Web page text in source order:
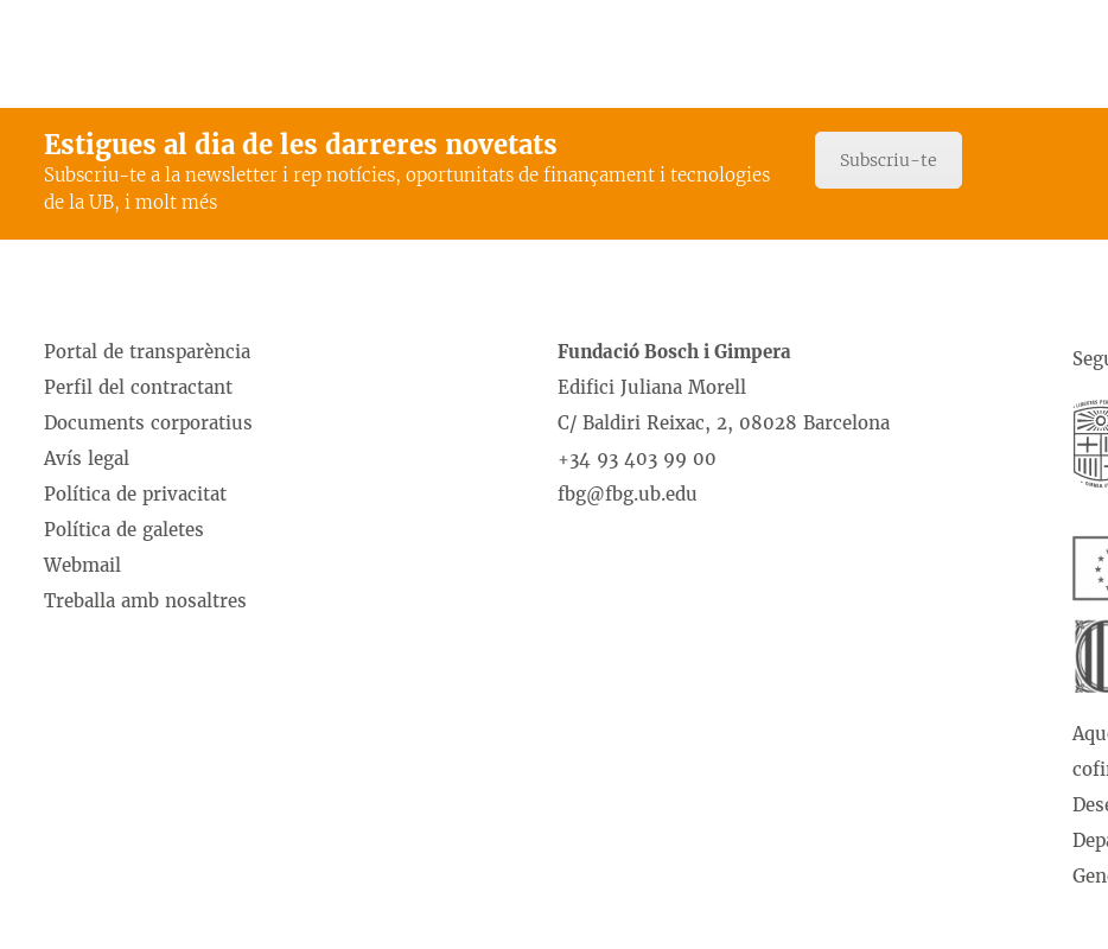
Estigues al dia de les darreres novetats
Subscriu-te a la newsletter i rep notícies, oportunitats de finançament i tecnologies
de la UB, i molt més
Subscriu-te
Portal de transparència
Perfil del contractant
Documents corporatius
Avís legal
Política de privacitat
Política de galetes
Webmail
Treballa amb nosaltres
Fundació Bosch i Gimpera
Edifici Juliana Morell
C/ Baldiri Reixac, 2, 08028 Barcelona
+34 93 403 99 00
fbg@fbg.ub.edu